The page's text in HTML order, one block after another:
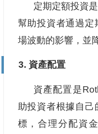
定期定額投資
幫助投資者通過定
場波動的影響，並
3. 資產配置
資產配置是
助投資者根據自己
標，合理分配資